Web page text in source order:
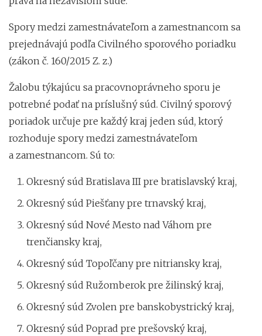
Spory medzi zamestnávateľom a zamestnancom sa
prejednávajú podľa Civilného sporového poriadku
(zákon č. 160/2015 Z. z.)
Žalobu týkajúcu sa pracovnoprávneho sporu je
potrebné podať na príslušný súd. Civilný sporový
poriadok určuje pre každý kraj jeden súd, ktorý
rozhoduje spory medzi zamestnávateľom
a zamestnancom. Sú to:
Okresný súd Bratislava III pre bratislavský kraj,
Okresný súd Piešťany pre trnavský kraj,
Okresný súd Nové Mesto nad Váhom pre
trenčiansky kraj,
Okresný súd Topoľčany pre nitriansky kraj,
Okresný súd Ružomberok pre žilinský kraj,
Okresný súd Zvolen pre banskobystrický kraj,
Okresný súd Poprad pre prešovský kraj,